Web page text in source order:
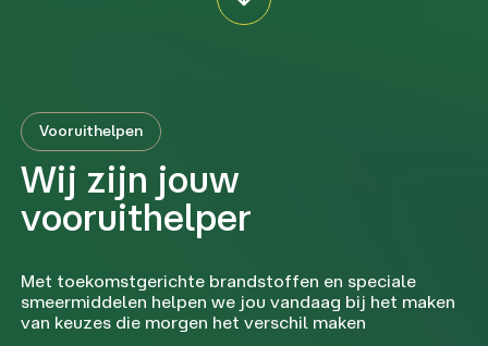
Vooruithelpen
Wij zijn jouw
vooruithelper
Met toekomstgerichte brandstoffen en speciale
smeermiddelen helpen we jou vandaag bij het maken
van keuzes die morgen het verschil maken